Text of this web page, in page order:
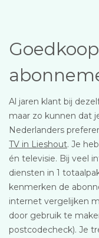
Al jaren klant bij
maar zo kunnen dat
Nederlanders
TV in Lieshout. Je
én televisie. Bij veel
diensten in 1
kenmerken de
internet vergelijken
door gebruik te
postcodecheck). Je